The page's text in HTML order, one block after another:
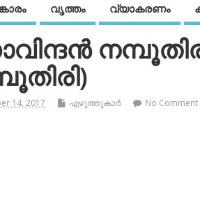
വൃത്തം വ്യാകരണം
14, 2017 എഴുത്തുകാര്‍ No Comment